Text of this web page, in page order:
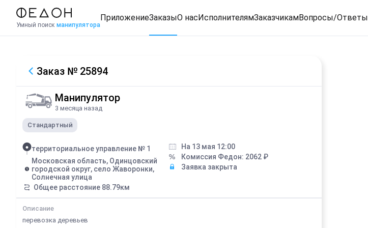
Умный поиск манипулятора
ПриложениеЗаказыО насИсполнителямЗаказчикамВопросы/Ответы
Заказ № 25894
Манипулятор
3 месяца назад
Стандартный
территориальное управление № 1
Московская область, Одинцовский
городской округ, село Жаворонки,
Солнечная улица
Общее расстояние 88.79км
На 13 мая 12:00
Комиссия Федон: 2062 ₽
Заявка закрыта
Описание
перевозка деревьев